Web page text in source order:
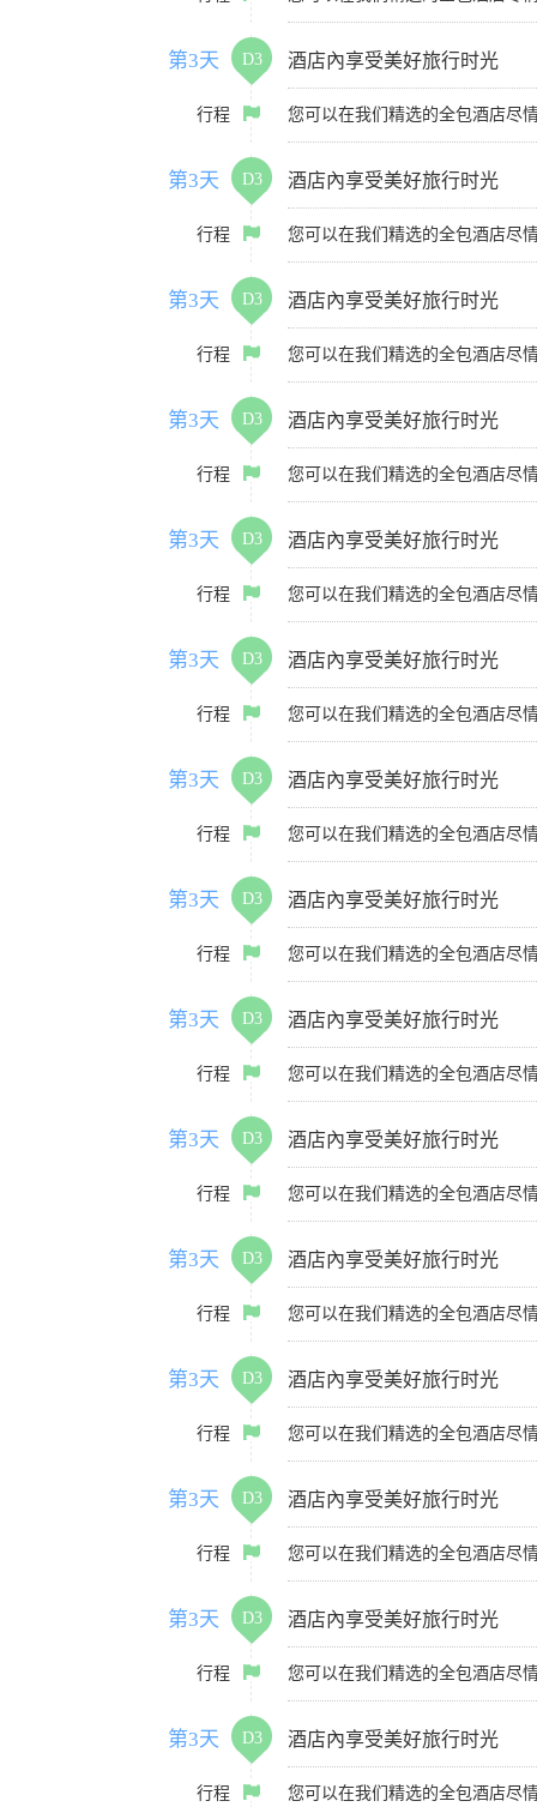
第3天 D3 酒店內享受美好旅行时光
行程 您可以在我们精选的全包酒店尽
第3天 D3 酒店內享受美好旅行时光
行程 您可以在我们精选的全包酒店尽
第3天 D3 酒店內享受美好旅行时光
行程 您可以在我们精选的全包酒店尽
第3天 D3 酒店內享受美好旅行时光
行程 您可以在我们精选的全包酒店尽
第3天 D3 酒店內享受美好旅行时光
行程 您可以在我们精选的全包酒店尽
第3天 D3 酒店內享受美好旅行时光
行程 您可以在我们精选的全包酒店尽
第3天 D3 酒店內享受美好旅行时光
行程 您可以在我们精选的全包酒店尽
第3天 D3 酒店內享受美好旅行时光
行程 您可以在我们精选的全包酒店尽
第3天 D3 酒店內享受美好旅行时光
行程 您可以在我们精选的全包酒店尽
第3天 D3 酒店內享受美好旅行时光
行程 您可以在我们精选的全包酒店尽
第3天 D3 酒店內享受美好旅行时光
行程 您可以在我们精选的全包酒店尽
第3天 D3 酒店內享受美好旅行时光
行程 您可以在我们精选的全包酒店尽
第3天 D3 酒店內享受美好旅行时光
行程 您可以在我们精选的全包酒店尽
第3天 D3 酒店內享受美好旅行时光
行程 您可以在我们精选的全包酒店尽
第3天 D3 酒店內享受美好旅行时光
行程 您可以在我们精选的全包酒店尽